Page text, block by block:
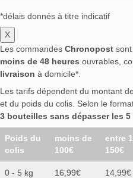
*délais donnés à titre indicatif
X
Les commandes Chronopost
moins de 48 heures ouvrables,
livraison à domicile*.
Les tarifs dépendent du montant
et du poids du colis. Selon le
3 bouteilles sans dépasser les 5
Poids du
colis
moins de
100€
entre
150€
0 - 5 kg 16,99€ 14,99€